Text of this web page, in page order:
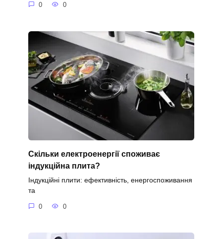
0 0
Скільки електроенергії споживає
індукційна плита?
Індукційні плити: ефективність, енергоспоживання
та
0 0